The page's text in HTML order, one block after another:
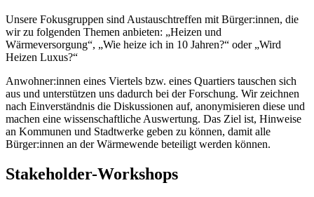
Unsere Fokusgruppen sind Austauschtreffen mit Bürger:innen, die
wir zu folgenden Themen anbieten: „Heizen und
Wärmeversorgung“, „Wie heize ich in 10 Jahren?“ oder „Wird
Heizen Luxus?“
Anwohner:innen eines Viertels bzw. eines Quartiers tauschen sich
aus und unterstützen uns dadurch bei der Forschung. Wir zeichnen
nach Einverständnis die Diskussionen auf, anonymisieren diese und
machen eine wissenschaftliche Auswertung. Das Ziel ist, Hinweise
an Kommunen und Stadtwerke geben zu können, damit alle
Bürger:innen an der Wärmewende beteiligt werden können.
Stakeholder-Workshops